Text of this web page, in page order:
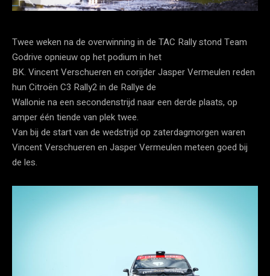
Twee weken na de overwinning in de TAC Rally stond Team
Godrive opnieuw op het podium in het
BK. Vincent Verschueren en corijder Jasper Vermeulen reden
hun Citroën C3 Rally2 in de Rallye de
Wallonie na een secondenstrijd naar een derde plaats, op
amper één tiende van plek twee.
Van bij de start van de wedstrijd op zaterdagmorgen waren
Vincent Verschueren en Jasper Vermeulen meteen goed bij
de les.